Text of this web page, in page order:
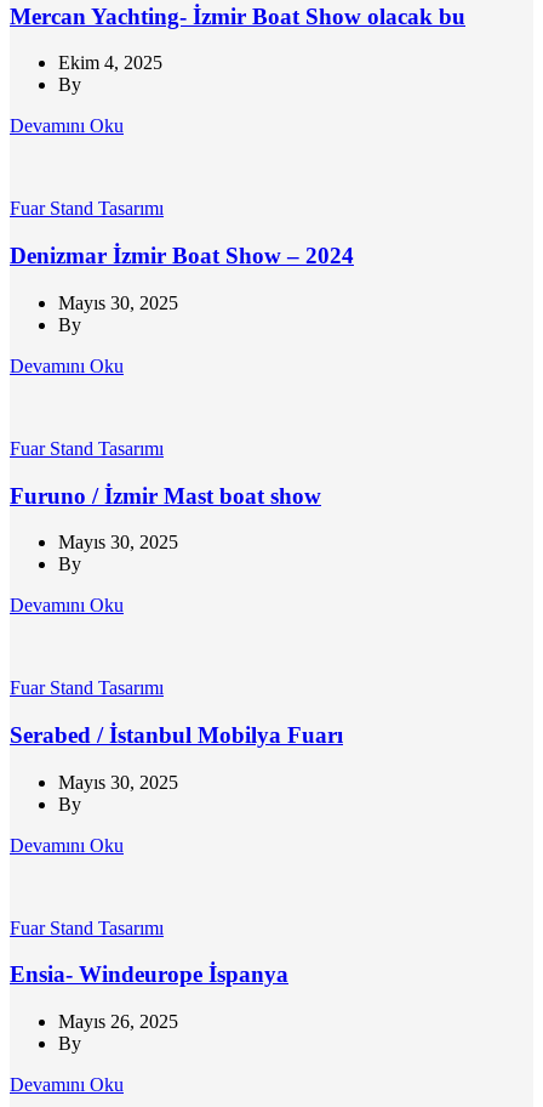
Mercan Yachting- İzmir Boat Show olacak bu
Ekim 4, 2025
By
Devamını Oku
Fuar Stand Tasarımı
Denizmar İzmir Boat Show – 2024
Mayıs 30, 2025
By
Devamını Oku
Fuar Stand Tasarımı
Furuno / İzmir Mast boat show
Mayıs 30, 2025
By
Devamını Oku
Fuar Stand Tasarımı
Serabed / İstanbul Mobilya Fuarı
Mayıs 30, 2025
By
Devamını Oku
Fuar Stand Tasarımı
Ensia- Windeurope İspanya
Mayıs 26, 2025
By
Devamını Oku